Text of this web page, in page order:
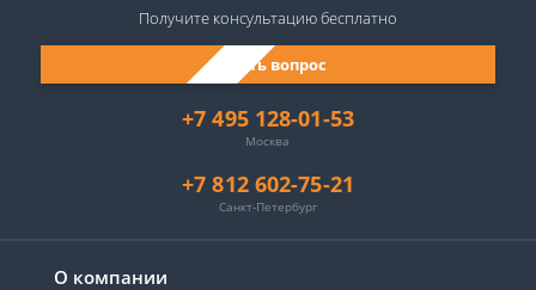
О компании
+7 495 128-01-53
Москва
+7 812 602-75-21
Санкт-Петербург
Задать вопрос
Получите консультациюбесплатно